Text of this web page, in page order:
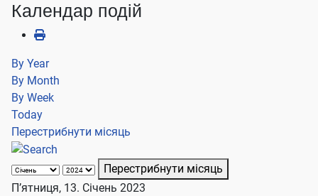
Календар подій
By Year
By Month
By Week
Today
Перестрибнути місяць
Перестрибнути місяць
П’ятниця, 13. Січень 2023